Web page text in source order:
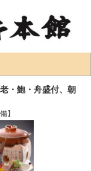
・鮑・舟盛付、朝
】